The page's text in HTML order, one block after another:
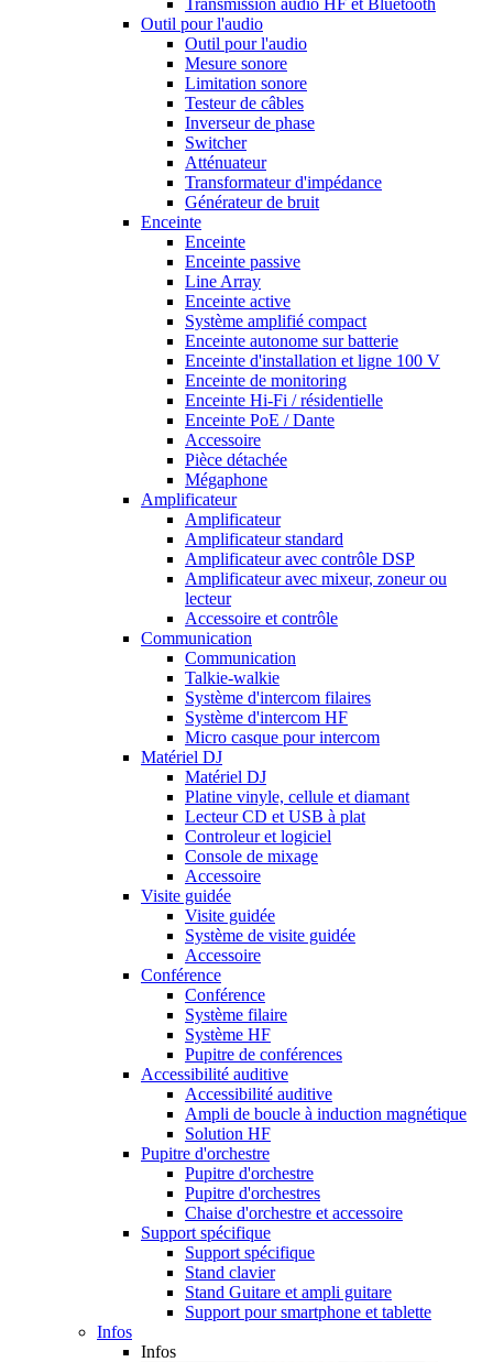
Transmission audio HF et Bluetooth
Outil pour l'audio
Outil pour l'audio
Mesure sonore
Limitation sonore
Testeur de câbles
Inverseur de phase
Switcher
Atténuateur
Transformateur d'impédance
Générateur de bruit
Enceinte
Enceinte
Enceinte passive
Line Array
Enceinte active
Système amplifié compact
Enceinte autonome sur batterie
Enceinte d'installation et ligne 100 V
Enceinte de monitoring
Enceinte Hi-Fi / résidentielle
Enceinte PoE / Dante
Accessoire
Pièce détachée
Mégaphone
Amplificateur
Amplificateur
Amplificateur standard
Amplificateur avec contrôle DSP
Amplificateur avec mixeur, zoneur ou
lecteur
Accessoire et contrôle
Communication
Communication
Talkie-walkie
Système d'intercom filaires
Système d'intercom HF
Micro casque pour intercom
Matériel DJ
Matériel DJ
Platine vinyle, cellule et diamant
Lecteur CD et USB à plat
Controleur et logiciel
Console de mixage
Accessoire
Visite guidée
Visite guidée
Système de visite guidée
Accessoire
Conférence
Conférence
Système filaire
Système HF
Pupitre de conférences
Accessibilité auditive
Accessibilité auditive
Ampli de boucle à induction magnétique
Solution HF
Pupitre d'orchestre
Pupitre d'orchestre
Pupitre d'orchestres
Chaise d'orchestre et accessoire
Support spécifique
Support spécifique
Stand clavier
Stand Guitare et ampli guitare
Support pour smartphone et tablette
Infos
Infos